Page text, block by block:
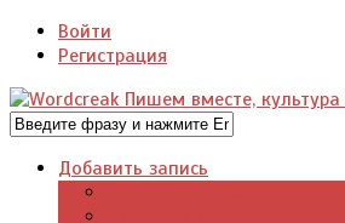
Войти
Регистрация
Добавить запись